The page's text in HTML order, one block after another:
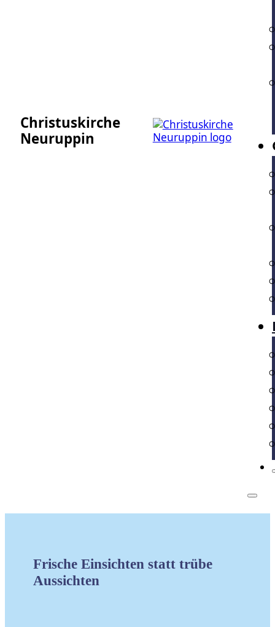
Christuskirche
Neuruppin
Frische Einsichten statt trübe
Aussichten